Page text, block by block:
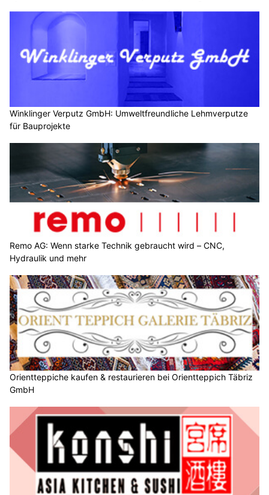
Winklinger Verputz GmbH: Umweltfreundliche Lehmverputze
für Bauprojekte
Remo AG: Wenn starke Technik gebraucht wird – CNC,
Hydraulik und mehr
Orientteppiche kaufen & restaurieren bei Orientteppich Täbriz
GmbH